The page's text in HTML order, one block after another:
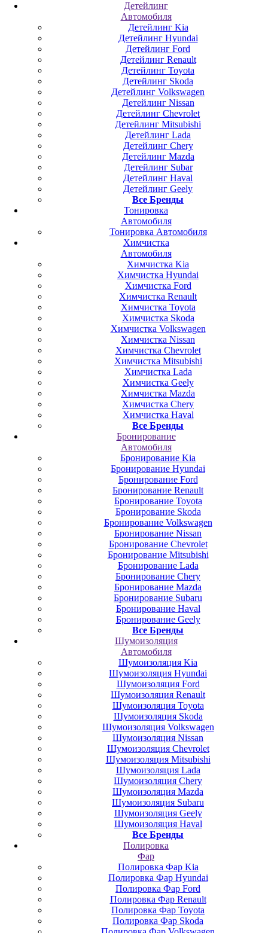
Детейлинг
Автомобиля
Детейлинг Kia
Детейлинг Hyundai
Детейлинг Ford
Детейлинг Renault
Детейлинг Toyota
Детейлинг Skoda
Детейлинг Volkswagen
Детейлинг Nissan
Детейлинг Chevrolet
Детейлинг Mitsubishi
Детейлинг Lada
Детейлинг Chery
Детейлинг Mazda
Детейлинг Subar
Детейлинг Haval
Детейлинг Geely
Все Бренды
Тонировка
Автомобиля
Тонировка Автомобиля
Химчистка
Автомобиля
Химчистка Kia
Химчистка Hyundai
Химчистка Ford
Химчистка Renault
Химчистка Toyota
Химчистка Skoda
Химчистка Volkswagen
Химчистка Nissan
Химчистка Chevrolet
Химчистка Mitsubishi
Химчистка Lada
Химчистка Geely
Химчистка Mazda
Химчистка Chery
Химчистка Haval
Все Бренды
Бронирование
Автомобиля
Бронирование Kia
Бронирование Hyundai
Бронирование Ford
Бронирование Renault
Бронирование Toyota
Бронирование Skoda
Бронирование Volkswagen
Бронирование Nissan
Бронирование Chevrolet
Бронирование Mitsubishi
Бронирование Lada
Бронирование Chery
Бронирование Mazda
Бронирование Subaru
Бронирование Haval
Бронирование Geely
Все Бренды
Шумоизоляция
Автомобиля
Шумоизоляция Kia
Шумоизоляция Hyundai
Шумоизоляция Ford
Шумоизоляция Renault
Шумоизоляция Toyota
Шумоизоляция Skoda
Шумоизоляция Volkswagen
Шумоизоляция Nissan
Шумоизоляция Chevrolet
Шумоизоляция Mitsubishi
Шумоизоляция Lada
Шумоизоляция Chery
Шумоизоляция Mazda
Шумоизоляция Subaru
Шумоизоляция Geely
Шумоизоляция Haval
Все Бренды
Полировка
Фар
Полировка Фар Kia
Полировка Фар Hyundai
Полировка Фар Ford
Полировка Фар Renault
Полировка Фар Toyota
Полировка Фар Skoda